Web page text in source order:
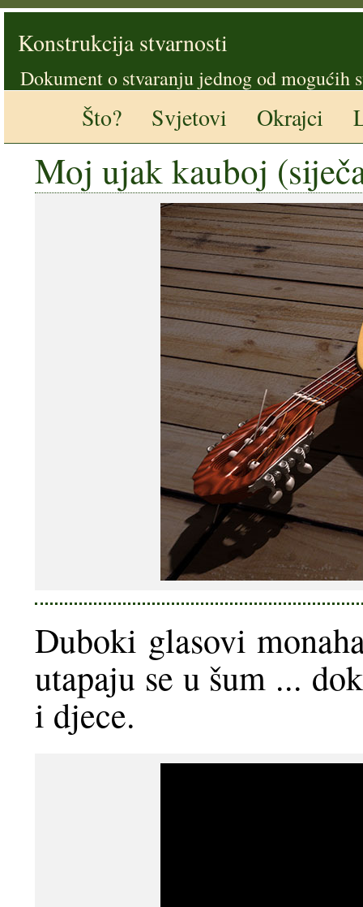
Konstrukcija stvarnosti
Dokument o stvaranju jednog od mogućih
Što? Svjetovi Okrajci
Moj ujak kauboj
Duboki glasovi
utapaju se u šum ...
i djece.